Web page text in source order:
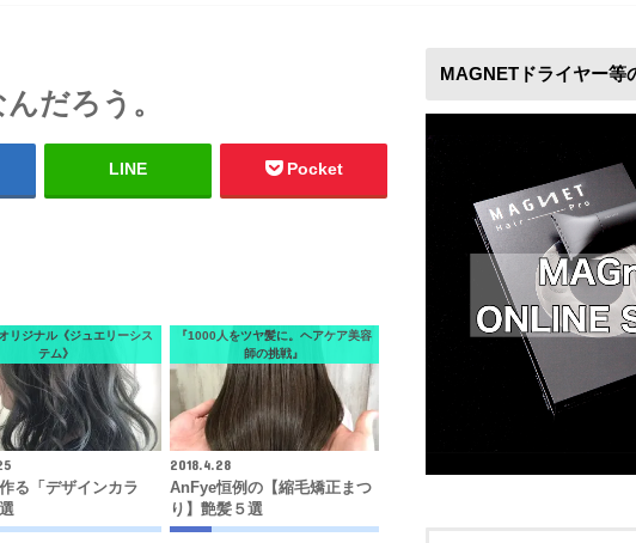
だろう。
LINE Pocket
リジナル《ジュエリーシス
テム》
る「デザインカラ
『1000人をツヤ髪に。ヘアケア美容
師の挑戦』
2018.4.28
AnFye恒例の【縮毛矯正まつ
り】艶髪５選
MAGNETドライヤー等